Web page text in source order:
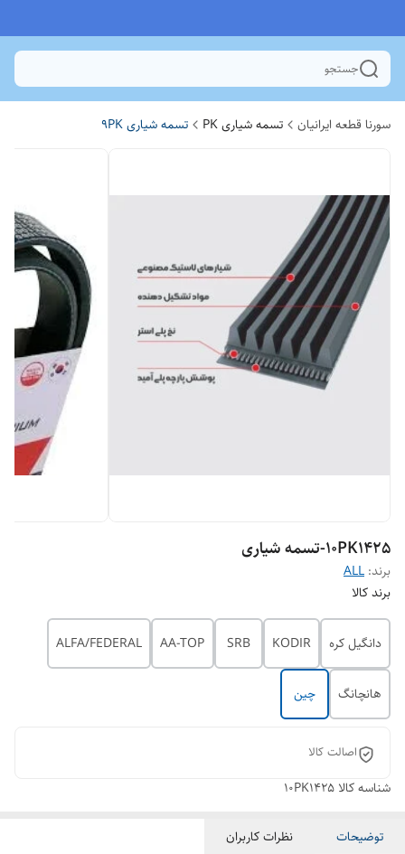
جستجو
سورنا قطعه ایرانیان تسمه شیاری PK تسمه شیاری 9PK
10PK1425-تسمه شیاری
برند: ALL
برند کالا
دانگیل کره KODIR
SRB
AA-TOP
ALFA/FEDERAL
هانچانگ چین
اصالت کالا
شناسه کالا 10PK1425
توضیحات نظرات کاربران